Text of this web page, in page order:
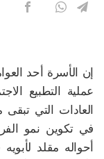
إن الأسرة أحد
عملية التطبيع
العادات التي
في تكوين نمو
أحواله مقلد